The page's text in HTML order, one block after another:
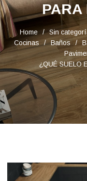
PARA
Home Sin
Cocinas
Baños
¿QUÉ SUELO